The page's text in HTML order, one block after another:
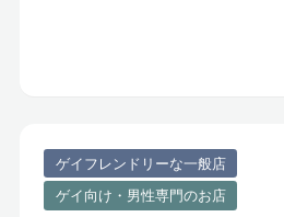
ゲイフレンドリーな一般店
ゲイ向け・男性専門のお店